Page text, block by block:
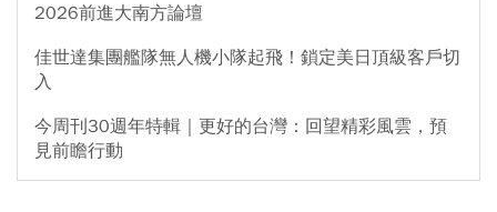
2026前進大南方論壇
佳世達集團艦隊無人機小隊起飛！鎖定美日頂級客戶切
入
今周刊30週年特輯｜更好的台灣：回望精彩風雲，預
見前瞻行動